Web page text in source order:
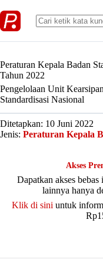
to
content
Peraturan Kepala Badan
Tahun 2022
Pengelolaan Unit
Standardisasi Nasional
Ditetapkan: 10 Juni 2022
Jenis: Peraturan Kepala
Akses
Dapatkan akses
lainnya hanya
Klik di sini untuk